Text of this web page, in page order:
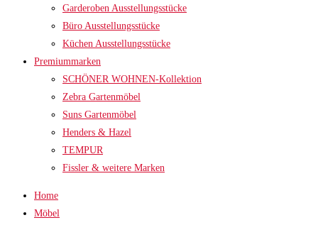
Garderoben Ausstellungsstücke
Büro Ausstellungsstücke
Küchen Ausstellungsstücke
Premiummarken
SCHÖNER WOHNEN-Kollektion
Zebra Gartenmöbel
Suns Gartenmöbel
Henders & Hazel
TEMPUR
Fissler & weitere Marken
Home
Möbel